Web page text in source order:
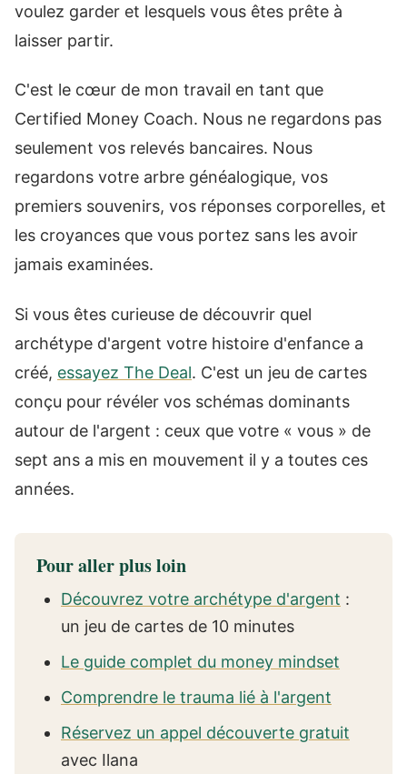
voulez garder et lesquels vous êtes prête à
laisser partir.
C'est le cœur de mon travail en tant que
Certified Money Coach. Nous ne regardons pas
seulement vos relevés bancaires. Nous
regardons votre arbre généalogique, vos
premiers souvenirs, vos réponses corporelles, et
les croyances que vous portez sans les avoir
jamais examinées.
Si vous êtes curieuse de découvrir quel
archétype d'argent votre histoire d'enfance a
créé, essayez The Deal. C'est un jeu de cartes
conçu pour révéler vos schémas dominants
autour de l'argent : ceux que votre « vous » de
sept ans a mis en mouvement il y a toutes ces
années.
Pour aller plus loin
Découvrez votre archétype d'argent :
un jeu de cartes de 10 minutes
Le guide complet du money mindset
Comprendre le trauma lié à l'argent
Réservez un appel découverte gratuit
avec Ilana